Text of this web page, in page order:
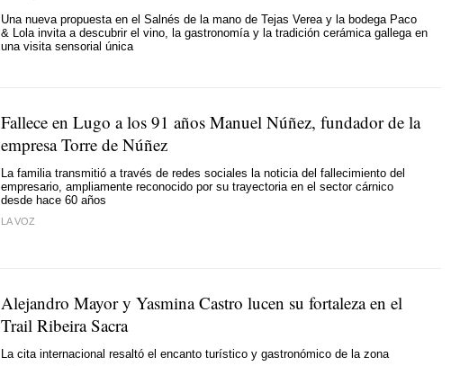
Una nueva propuesta en el Salnés de la mano de Tejas Verea y la bodega Paco
& Lola invita a descubrir el vino, la gastronomía y la tradición cerámica gallega en
una visita sensorial única
Fallece en Lugo a los 91 años Manuel Núñez, fundador de la
empresa Torre de Núñez
La familia transmitió a través de redes sociales la noticia del fallecimiento del
empresario, ampliamente reconocido por su trayectoria en el sector cárnico
desde hace 60 años
LA VOZ
Alejandro Mayor y Yasmina Castro lucen su fortaleza en el
Trail Ribeira Sacra
La cita internacional resaltó el encanto turístico y gastronómico de la zona